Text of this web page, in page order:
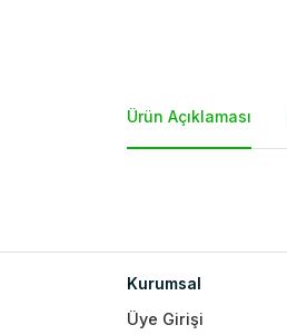
Ürün Açıklaması
Kurumsal
Üye Girişi